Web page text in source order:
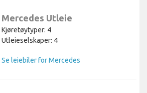
Mercedes Utleie
Kjøretøytyper: 4
Utleieselskaper: 4
Se leiebiler for Mercedes